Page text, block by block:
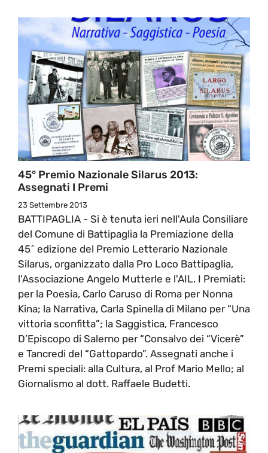
45° Premio Nazionale Silarus 2013:
Assegnati I Premi
23 Settembre 2013
BATTIPAGLIA - Si è tenuta ieri nell'Aula Consiliare
del Comune di Battipaglia la Premiazione della
45^ edizione del Premio Letterario Nazionale
Silarus, organizzato dalla Pro Loco Battipaglia,
l'Associazione Angelo Mutterle e l'AIL. I Premiati:
per la Poesia, Carlo Caruso di Roma per Nonna
Kina; la Narrativa, Carla Spinella di Milano per “Una
vittoria sconfitta”; la Saggistica, Francesco
D’Episcopo di Salerno per “Consalvo dei “Vicerè”
e Tancredi del “Gattopardo”. Assegnati anche i
Premi speciali: alla Cultura, al Prof Mario Mello; al
Giornalismo al dott. Raffaele Budetti.